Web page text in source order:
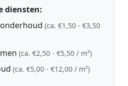
diensten:
(ca. €1,50 - €3,50
(ca. €2,50 - €5,50 / m²)
(ca. €5,00 - €12,00 / m²)